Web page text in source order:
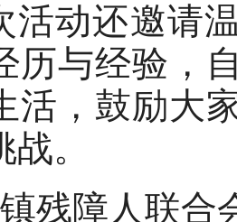
动还邀请温
历与经验，
活，鼓励大
。
障人联合